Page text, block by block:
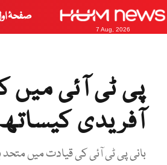
7 Aug, 2026
صفحۂ
پی ٹی آئی میں
آفریدی
بانی پی ٹی آئی کی قیادت میں